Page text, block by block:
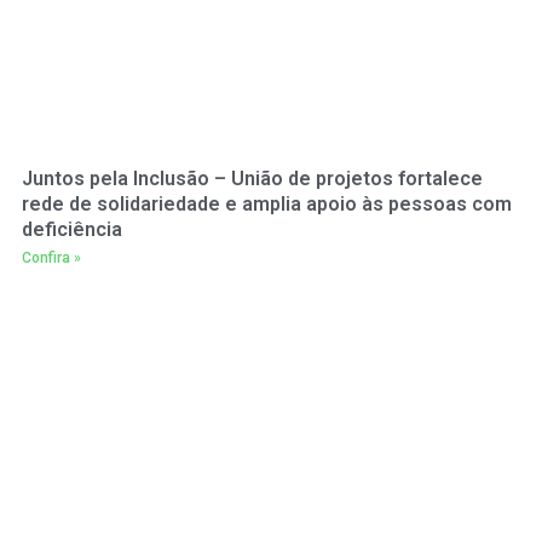
Juntos pela Inclusão – União de projetos fortalece
rede de solidariedade e amplia apoio às pessoas com
deficiência
Confira »